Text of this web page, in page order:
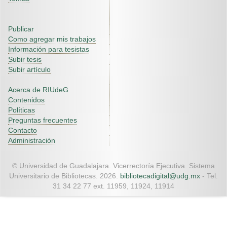
Publicar
Como agregar mis trabajos
Información para tesistas
Subir tesis
Subir artículo
Acerca de RIUdeG
Contenidos
Políticas
Preguntas frecuentes
Contacto
Administración
© Universidad de Guadalajara. Vicerrectoría Ejecutiva. Sistema
Universitario de Bibliotecas. 2026. bibliotecadigital@udg.mx - Tel.
31 34 22 77 ext. 11959, 11924, 11914